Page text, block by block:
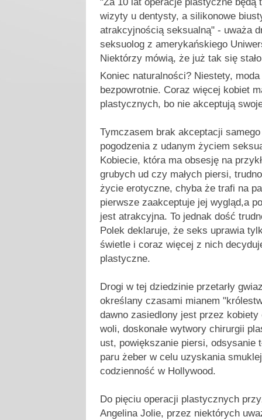
wizyty u dentysty, a silikonowe
atrakcyjnością seksualną" - uważa
seksuolog z amerykańskiego
Niektórzy mówią, że już tak się
Koniec naturalności? Niestety,
bezpowrotnie. Coraz więcej kobiet
plastycznych, bo nie akceptują
Tymczasem brak akceptacji
pogodzenia z udanym życiem
Kobiecie, która ma obsesję na
grubych ud czy małych piersi,
życie erotyczne, chyba że trafi na
pierwsze zaakceptuje jej wygląd,a
jest atrakcyjna. To jednak dość
Polek deklaruje, że seks uprawia
świetle i coraz więcej z nich
plastyczne.
Drogi w tej dziedzinie przetarły
określany czasami mianem
dawno zasiedlony jest przez kobiety
woli, doskonałe wytwory chirurgii
ust, powiększanie piersi, odsysanie
paru żeber w celu uzyskania
codzienność w Hollywood.
Do pięciu operacji plastycznych
Angelina Jolie, przez niektórych